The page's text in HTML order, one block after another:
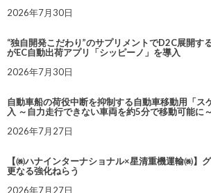
2026年7月30日
“独自開発こだわり”のサプリメントでD2C展開す
がEC自動出荷アプリ「シッピーノ」を導入
2026年7月30日
自動車船の荷役中断を抑制する自動車移動用「ス
入 ～自力走行できない車両を約5分で移動可能に～
2026年7月27日
【㈱ハナインターナショナル×星清重機運輸㈱】
更なる強化ねらう
2026年7月27日